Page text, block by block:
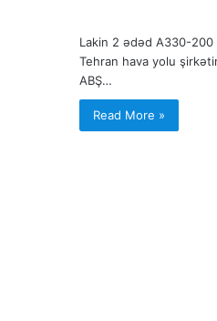
Lakin 2 ədəd A330-
Tehran hava yolu
ABŞ…
Read More »